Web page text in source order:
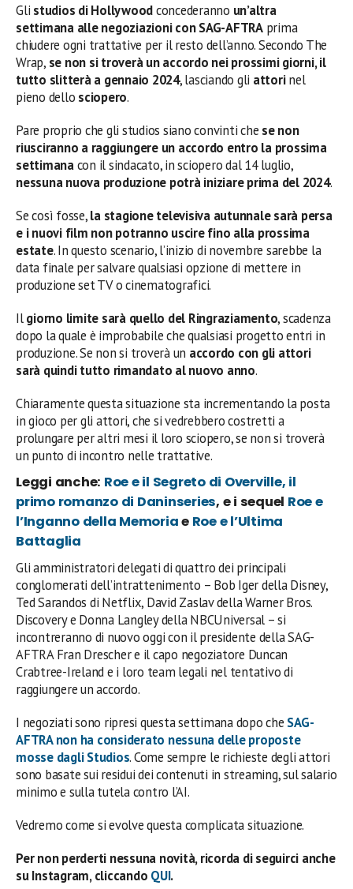
Gli studios di Hollywoodconcederanno un’altra
settimana alle negoziazioni con SAG-AFTRAprima
chiudere ogni trattative per il resto dell’anno. Secondo The
Wrap, se non si troverà un accordo nei prossimi giorni, il
tutto slitterà a gennaio 2024, lasciando gli attorinel
pieno dello sciopero.
Pare proprio che gli studios siano convinti che se non
riusciranno a raggiungere un accordo entro la prossima
settimanacon il sindacato, in sciopero dal 14 luglio,
nessuna nuova produzione potrà iniziare prima del 2024.
Se così fosse,la stagione televisiva autunnale sarà persa
e i nuovi film non potranno uscire fino alla prossima
estate. In questo scenario, l’inizio di novembre sarebbe la
data finale per salvare qualsiasi opzione di mettere in
produzione set TV o cinematografici.
Ilgiorno limite sarà quello del Ringraziamento, scadenza
dopo la quale è improbabile che qualsiasi progetto entri in
produzione. Se non si troverà un accordo con gli attori
sarà quindi tutto rimandato al nuovo anno.
Chiaramente questa situazione sta incrementando la posta
in gioco per gli attori, che si vedrebbero costretti a
prolungare per altri mesi il loro sciopero, se non si troverà
un punto di incontro nelle trattative.
Leggi anche: Roe e il Segreto di Overville, il
primo romanzo di Daninseries, e i sequel Roe e
l’Inganno della Memoriae Roe e l’Ultima
Battaglia
Gli amministratori delegati di quattro dei principali
conglomerati dell’intrattenimento – Bob Iger della Disney,
Ted Sarandos di Netflix, David Zaslav della Warner Bros.
Discovery e Donna Langley della NBCUniversal – si
incontreranno di nuovo oggi con il presidente della SAG-
AFTRA Fran Drescher e il capo negoziatore Duncan
Crabtree-Ireland e i loro team legali nel tentativo di
raggiungere un accordo.
I negoziati sono ripresi questa settimana dopo che SAG-
AFTRA non ha considerato nessuna delle proposte
mosse dagli Studios. Come sempre le richieste degli attori
sono basate sui residui dei contenuti in streaming, sul salario
minimo e sulla tutela contro l’AI.
Vedremo come si evolve questa complicata situazione.
Per non perderti nessuna novità, ricorda di seguirci anche
su Instagram, cliccando QUI.